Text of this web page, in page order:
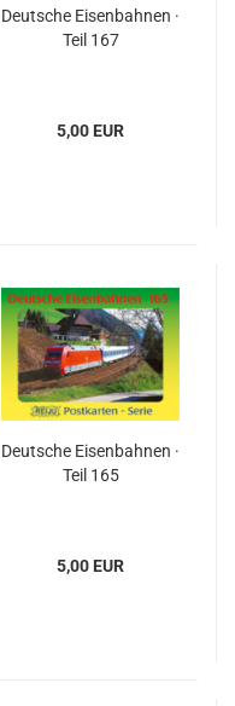
Deutsche Eisenbahnen ·
Teil 167
5,00 EUR
Deutsche Eisenbahnen ·
Teil 165
5,00 EUR